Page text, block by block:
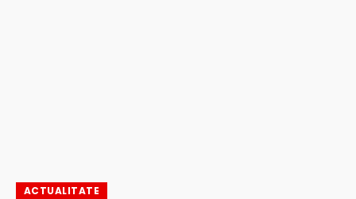
ACTUALITATE